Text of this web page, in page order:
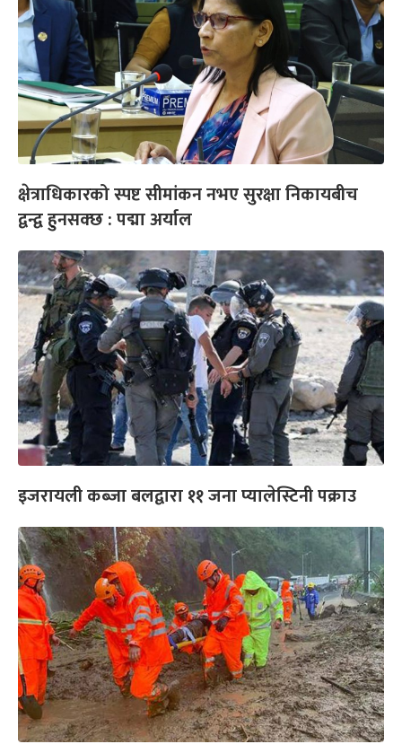
क्षेत्राधिकारको स्पष्ट सीमांकन नभए सुरक्षा निकायबीच
द्वन्द्व हुनसक्छ : पद्मा अर्याल
इजरायली कब्जा बलद्वारा ११ जना प्यालेस्टिनी पक्राउ